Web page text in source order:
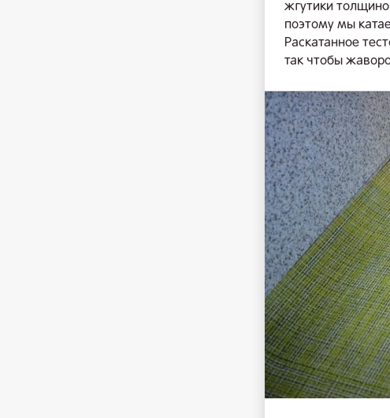
жгутики
поэтому мы
Раскатанное
так чтобы